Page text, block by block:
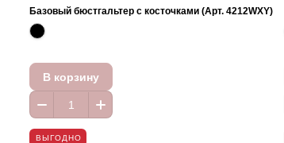
Базовый бюстгальтер с косточками (Арт. 4212WXY)
В корзину
ВЫГОДНО